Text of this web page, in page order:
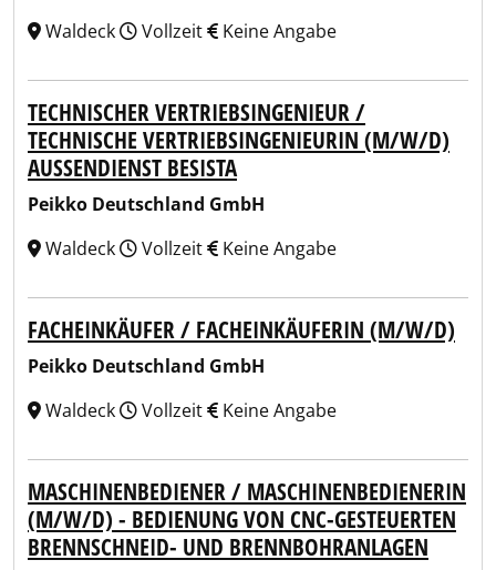
Waldeck
Vollzeit Keine Angabe
TECHNISCHER VERTRIEBSINGENIEUR /
TECHNISCHE VERTRIEBSINGENIEURIN (M/W/D)
AUSSENDIENST BESISTA
Peikko Deutschland GmbH
Waldeck
Vollzeit Keine Angabe
FACHEINKÄUFER / FACHEINKÄUFERIN (M/W/D)
Peikko Deutschland GmbH
Waldeck
Vollzeit Keine Angabe
MASCHINENBEDIENER / MASCHINENBEDIENERIN
(M/W/D) - BEDIENUNG VON CNC-GESTEUERTEN
BRENNSCHNEID- UND BRENNBOHRANLAGEN